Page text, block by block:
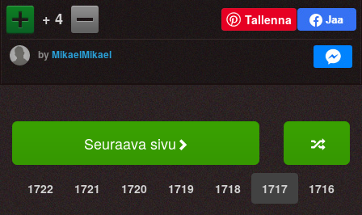
+ 4 Tallenna
byMikaelMikael
Seuraava sivu
1722 1721 1720 1719 1718 1717
1716